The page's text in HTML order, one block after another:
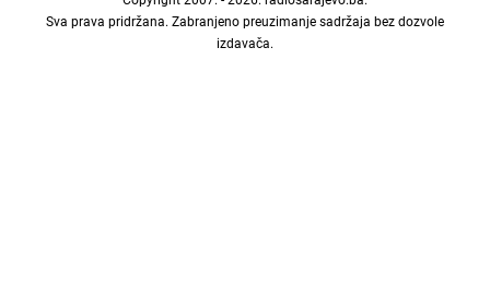
Sva prava pridržana. Zabranjeno preuzimanje sadržaja bez dozvole
izdavača.